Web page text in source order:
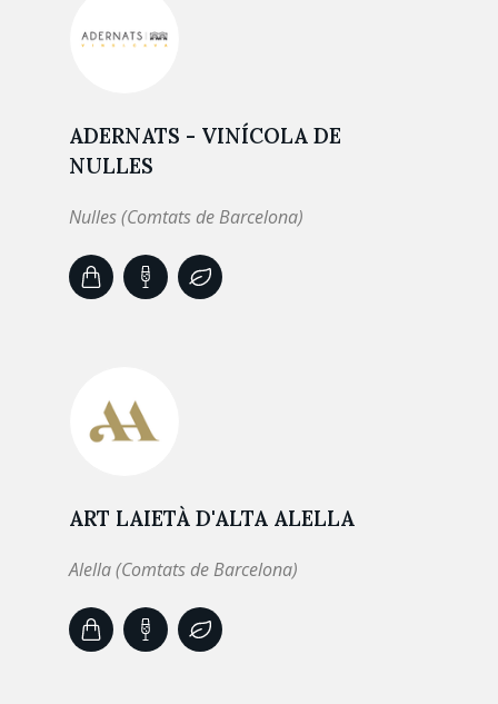
ADERNATS - VINÍCOLA DE
NULLES
Nulles (Comtats de Barcelona)
ART LAIETÀ D'ALTA ALELLA
Alella (Comtats de Barcelona)